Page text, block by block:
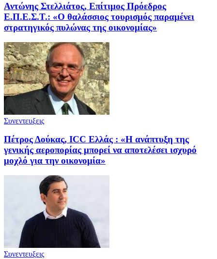
Αντώνης Στελλιάτος, Επίτιμος Πρόεδρος
Ε.Π.Ε.Σ.Τ.: «Ο θαλάσσιος τουρισμός παραμένει
στρατηγικός πυλώνας της οικονομίας»
Συνεντευξεις
Πέτρος Δούκας, ICC Ελλάς : «Η ανάπτυξη της
γενικής αεροπορίας μπορεί να αποτελέσει ισχυρό
μοχλό για την οικονομία»
Συνεντευξεις